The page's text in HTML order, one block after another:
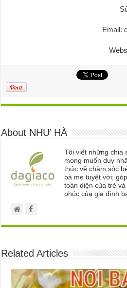
Email:
About NHƯ HÀ
Tôi viết những chia
mong muốn duy
thức về chăm sóc
bà mẹ tuyệt vời;
toàn diện của trẻ
phúc của gia đình
Related Articles